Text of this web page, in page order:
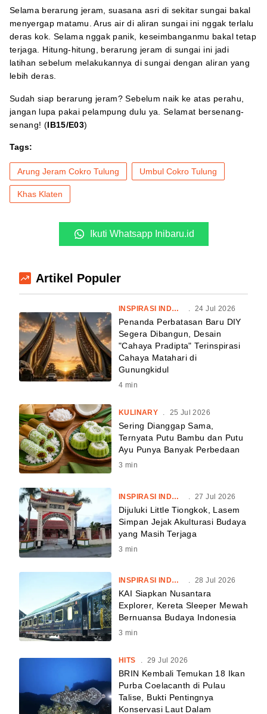
Selama berarung jeram, suasana asri di sekitar sungai bakal
menyergap matamu. Arus air di aliran sungai ini nggak terlalu
deras kok. Selama nggak panik, keseimbanganmu bakal tetap
terjaga. Hitung-hitung, berarung jeram di sungai ini jadi
latihan sebelum melakukannya di sungai dengan aliran yang
lebih deras.
Sudah siap berarung jeram? Sebelum naik ke atas perahu,
jangan lupa pakai pelampung dulu ya. Selamat bersenang-
senang! (IB15/E03)
Tags:
Arung Jeram Cokro Tulung Umbul Cokro Tulung
Khas Klaten
Ikuti Whatsapp Inibaru.id
Artikel Populer
INSPIRASI INDONESIA . 24 Jul 2026
Penanda Perbatasan Baru DIY
Segera Dibangun, Desain
"Cahaya Pradipta" Terinspirasi
Cahaya Matahari di
Gunungkidul
4 min
KULINARY . 25 Jul 2026
Sering Dianggap Sama,
Ternyata Putu Bambu dan Putu
Ayu Punya Banyak Perbedaan
3 min
INSPIRASI INDONESIA 27 Jul 2026
Dijuluki Little Tiongkok, Lasem
Simpan Jejak Akulturasi Budaya
yang Masih Terjaga
3 min
INSPIRASI INDONESIA 28 Jul 2026
KAI Siapkan Nusantara
Explorer, Kereta Sleeper Mewah
Bernuansa Budaya Indonesia
3 min
HITS . 29 Jul 2026
BRIN Kembali Temukan 18 Ikan
Purba Coelacanth di Pulau
Talise, Bukti Pentingnya
Konservasi Laut Dalam